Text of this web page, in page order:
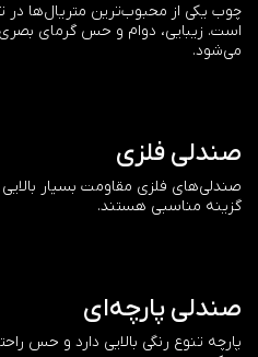
چوب یکی از محبوب‌ترین متریال‌ها در
است. زیبایی، دوام و حس گرمای
می‌شود.
صندلی فلزی
صندلی‌های فلزی مقاومت بسیار
گزینه مناسبی هستند.
صندلی پارچه‌ای
پارچه تنوع رنگی بالایی دارد و حس